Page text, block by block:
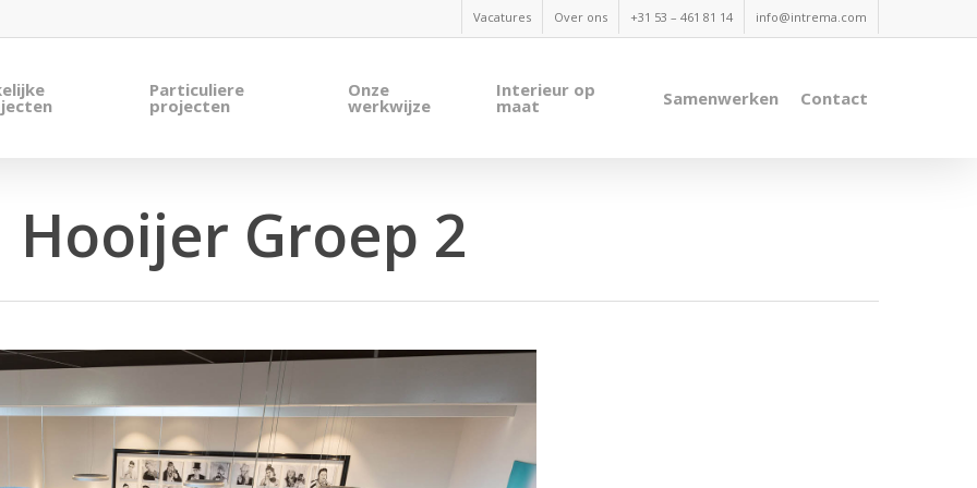
Vacatures Over ons +31 53 – 461 81 14 info@intrema.com
Particuliere
projecten
Onze
werkwijze
Interieur op
maat Samenwerken Contact
Hooijer Groep 2